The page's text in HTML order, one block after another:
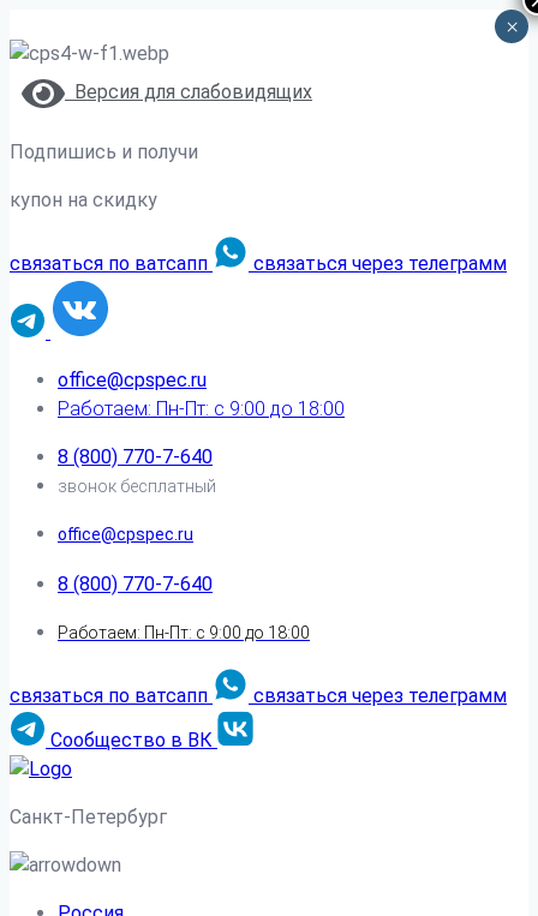
Версия для слабовидящих
Подпишись и получи
купон на скидку
связаться по ватсапп связаться через телеграмм
office@cpspec.ru
Работаем: Пн-Пт: с 9:00 до 18:00
8 (800) 770-7-640
звонок бесплатный
office@cpspec.ru
8 (800) 770-7-640
Работаем: Пн-Пт: с 9:00 до 18:00
связаться по ватсапп
связаться через телеграмм
Сообщество в ВК
Санкт-Петербург
×